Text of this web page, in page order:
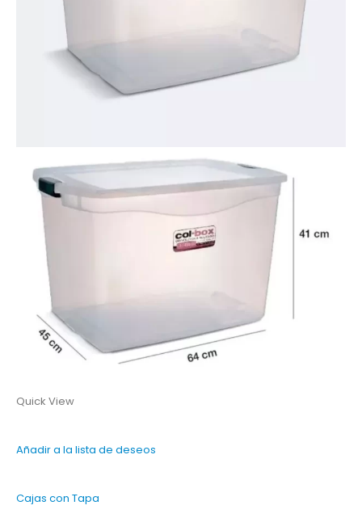
Quick View
Añadir a la lista de deseos
Cajas con Tapa